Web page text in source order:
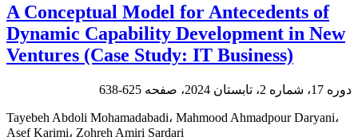
A Conceptual Model for Antecedents of
Dynamic Capability Development in New
Ventures (Case Study: IT Business)
دوره 17، شماره 2، تابستان 2024، صفحه 625-638
Tayebeh Abdoli Mohamadabadi، Mahmood Ahmadpour Daryani،
Asef Karimi، Zohreh Amiri Sardari